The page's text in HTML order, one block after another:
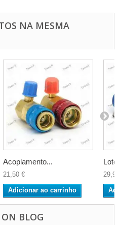
NA MESMA
Acoplamento...
21,50 €
Adicionar ao carrinho
Lote
29,90
ON BLOG